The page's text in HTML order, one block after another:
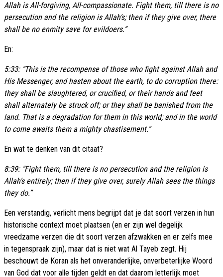
Allah is All-forgiving, All-compassionate. Fight them, till there is no
persecution and the religion is Allah’s; then if they give over, there
shall be no enmity save for evildoers.”
En:
5:33: “This is the recompense of those who fight against Allah and
His Messenger, and hasten about the earth, to do corruption there:
they shall be slaughtered, or crucified, or their hands and feet
shall alternately be struck off; or they shall be banished from the
land. That is a degradation for them in this world; and in the world
to come awaits them a mighty chastisement.”
En wat te denken van dit citaat?
8:39: “Fight them, till there is no persecution and the religion is
Allah’s entirely; then if they give over, surely Allah sees the things
they do.”
Een verstandig, verlicht mens begrijpt dat je dat soort verzen in hun
historische context moet plaatsen (en er zijn wel degelijk
vreedzame verzen die dit soort verzen afzwakken en er zelfs mee
in tegenspraak zijn), maar dat is niet wat Al Tayeb zegt. Hij
beschouwt de Koran als het onveranderlijke, onverbeterlijke Woord
van God dat voor alle tijden geldt en dat daarom letterlijk moet